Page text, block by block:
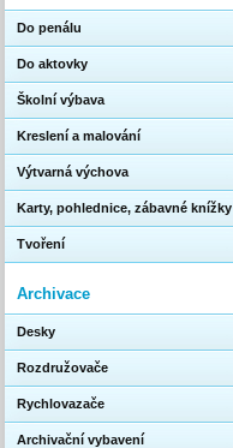
Do penálu
Do aktovky
Školní výbava
Kreslení a malování
Výtvarná výchova
Karty, pohlednice, zábavné knížky
Tvoření
Archivace
Desky
Rozdružovače
Rychlovazače
Archivační vybavení